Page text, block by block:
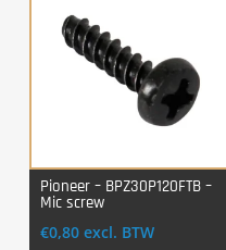
Login Voor Aankoop
Pioneer – BPZ30P120FTB –
Mic screw
€0,80 excl. BTW